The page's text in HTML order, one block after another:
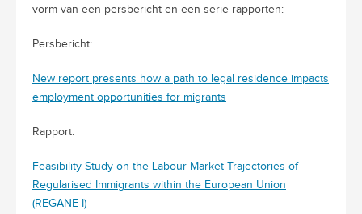
vorm van een persbericht en een serie rapporten:
Persbericht:
New report presents how a path to legal residence impacts
employment opportunities for migrants
Rapport:
Feasibility Study on the Labour Market Trajectories of
Regularised Immigrants within the European Union
(REGANE I)